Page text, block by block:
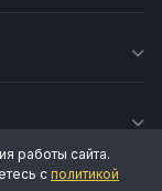
работы сайта.
с политикой